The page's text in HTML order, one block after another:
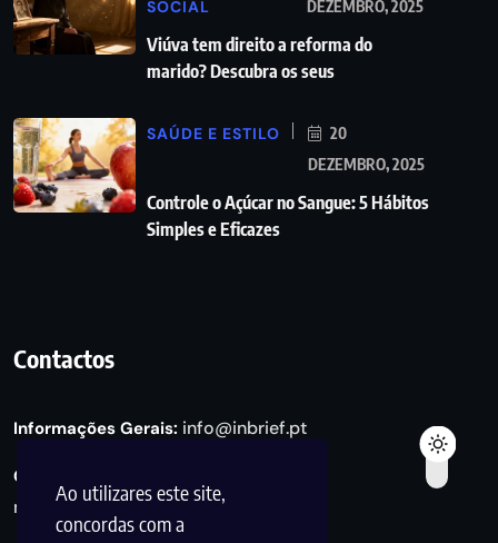
Ao utilizares este site,
concordas com a
SOCIAL
DEZEMBRO, 2025
Viúva tem direito a reforma do
marido? Descubra os seus
SAÚDE E ESTILO
20
DEZEMBRO, 2025
Controle o Açúcar no Sangue: 5 Hábitos
Simples e Eficazes
Contactos
Informações Gerais: info@inbrief.pt
Consultas de Marketing e Parcerias:
marketing@inbrief.pt